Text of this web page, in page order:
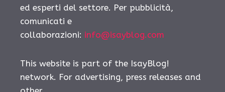
ed esperti del settore. Per pubblicità,
comunicati e
collaborazioni: info@isayblog.com
This website is part of the IsayBlog!
network. For advertising, press releases and